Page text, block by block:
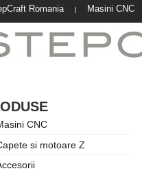
Romania | Masini CNC
CNC
si motoare Z